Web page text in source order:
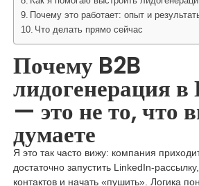
Почему это работает: опыт и
Что делать прямо сейчас
Почему B2B
лидогенерация
— это не то, что
думаете
Я это так часто вижу: компания
достаточно запустить LinkedIn-
контактов и начать «пушить». Логика